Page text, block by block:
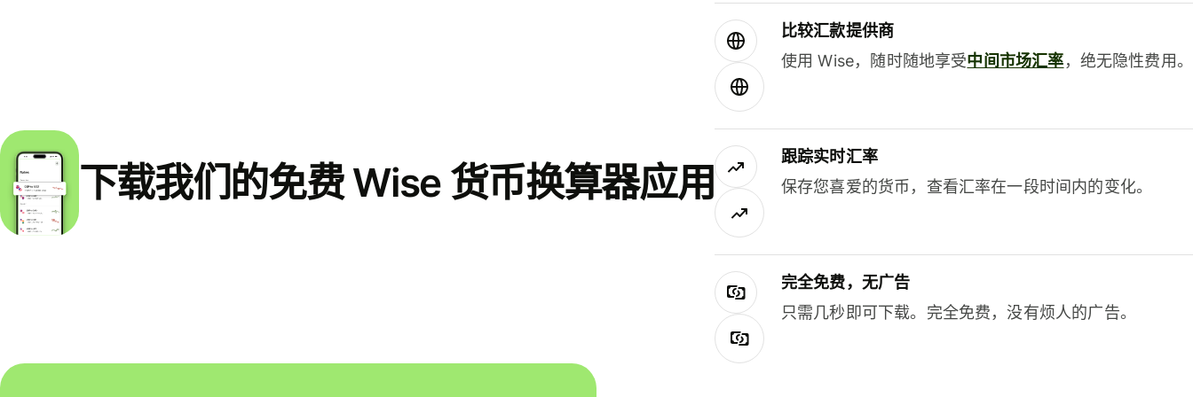
下载我们的免费 Wise 货币换算器应用
比较汇款提供商
使用 Wise，随时随地享受中间市场汇率，绝无隐性费用。
跟踪实时汇率
保存您喜爱的货币，查看汇率在一段时间内的变化。
完全免费，无广告
只需几秒即可下载。完全免费，没有烦人的广告。